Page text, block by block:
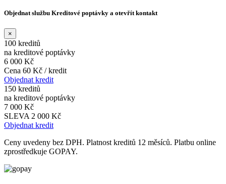
Objednat službu Kreditové poptávky a otevřít kontakt
×
100 kreditů
na kreditové poptávky
6 000 Kč
Cena 60 Kč / kredit
Objednat kredit
150 kreditů
na kreditové poptávky
7 000 Kč
SLEVA 2 000 Kč
Objednat kredit
Ceny uvedeny bez DPH. Platnost kreditů 12 měsíců. Platbu online
zprostředkuje GOPAY.